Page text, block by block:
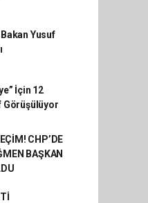
Yusuf
İçin 12
Görüşülüyor
CHP’DE
BAŞKAN